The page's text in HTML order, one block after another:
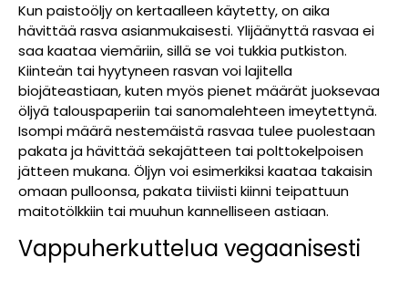
Kun paistoöljy on kertaalleen käytetty, on aika
hävittää rasva asianmukaisesti. Ylijäänyttä rasvaa ei
saa kaataa viemäriin, sillä se voi tukkia putkiston.
Kiinteän tai hyytyneen rasvan voi lajitella
biojäteastiaan, kuten myös pienet määrät juoksevaa
öljyä talouspaperiin tai sanomalehteen imeytettynä.
Isompi määrä nestemäistä rasvaa tulee puolestaan
pakata ja hävittää sekajätteen tai polttokelpoisen
jätteen mukana. Öljyn voi esimerkiksi kaataa takaisin
omaan pulloonsa, pakata tiiviisti kiinni teipattuun
maitotölkkiin tai muuhun kannelliseen astiaan.
Vappuherkuttelua vegaanisesti